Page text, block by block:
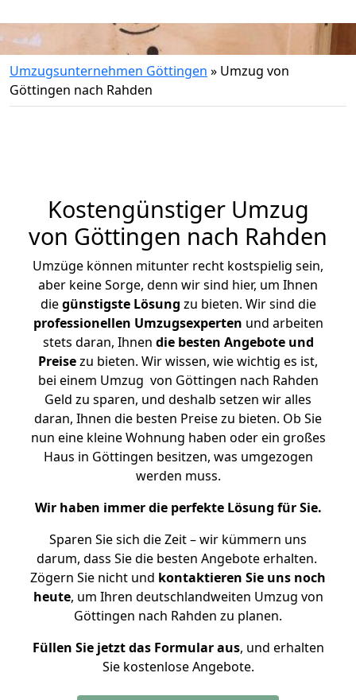
Umzugsunternehmen Göttingen » Umzug von
Göttingen nach Rahden
Kostengünstiger Umzug
von Göttingen nach Rahden
Umzüge können mitunter recht kostspielig sein,
aber keine Sorge, denn wir sind hier, um Ihnen
diegünstigste Lösung zu bieten. Wir sind die
professionellen Umzugsexperten und arbeiten
stets daran, Ihnen die besten Angebote und
Preisezu bieten. Wir wissen, wie wichtig es ist,
bei einem Umzug von Göttingen nach Rahden
Geld zu sparen, und deshalb setzen wir alles
daran, Ihnen die besten Preise zu bieten. Ob Sie
nun eine kleine Wohnung haben oder ein großes
Haus in Göttingen besitzen, was umgezogen
werden muss.
Wir haben immer die perfekte Lösung für Sie.
Sparen Sie sich die Zeit – wir kümmern uns
darum, dass Sie die besten Angebote erhalten.
Zögern Sie nicht und kontaktieren Sie uns noch
heute, um Ihren deutschlandweiten Umzug von
Göttingen nach Rahden zu planen.
Füllen Sie jetzt das Formular aus, und erhalten
Sie kostenlose Angebote.